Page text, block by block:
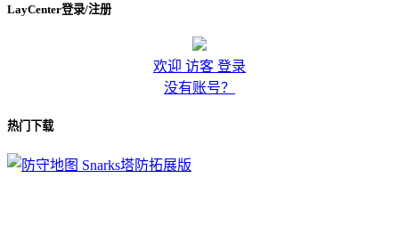
LayCenter登录/注册
欢迎 访客 登录
没有账号？
热门下载